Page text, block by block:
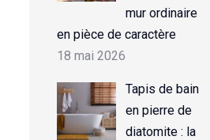
mur ordinaire
en pièce de caractère
18 mai 2026
Tapis de bain
en pierre de
diatomite : la